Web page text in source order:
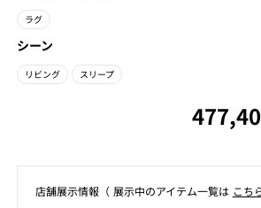
ラグ
シーン
リビング スリープ
店舗展⽰情報（ 展⽰中のアイテム⼀覧は こち